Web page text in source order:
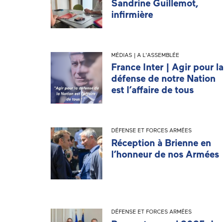
Sandrine Guillemot,
infirmière
MÉDIAS | A L'ASSEMBLÉE
France Inter | Agir pour la
défense de notre Nation
est l’affaire de tous
DÉFENSE ET FORCES ARMÉES
Réception à Brienne en
l’honneur de nos Armées
DÉFENSE ET FORCES ARMÉES